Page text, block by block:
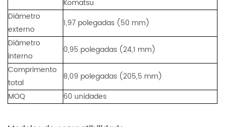
Komatsu
Diâmetro
externo
1,97 polegadas (50 mm)
Diâmetro
interno
0,95 polegadas (24,1 mm)
Comprimento
total
8,09 polegadas (205,5 mm)
MOQ
60 unidades